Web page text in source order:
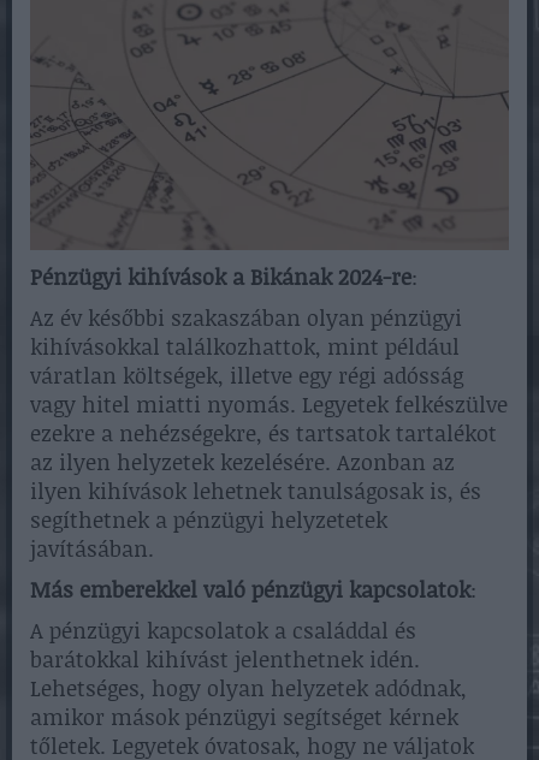
Pénzügyi kihívások a Bikának 2024-re:
Az év későbbi szakaszában olyan pénzügyi
kihívásokkal találkozhattok, mint például
váratlan költségek, illetve egy régi adósság
vagy hitel miatti nyomás. Legyetek felkészülve
ezekre a nehézségekre, és tartsatok tartalékot
az ilyen helyzetek kezelésére. Azonban az
ilyen kihívások lehetnek tanulságosak is, és
segíthetnek a pénzügyi helyzetetek
javításában.
Más emberekkel való pénzügyi kapcsolatok:
A pénzügyi kapcsolatok a családdal és
barátokkal kihívást jelenthetnek idén.
Lehetséges, hogy olyan helyzetek adódnak,
amikor mások pénzügyi segítséget kérnek
tőletek. Legyetek óvatosak, hogy ne váljatok